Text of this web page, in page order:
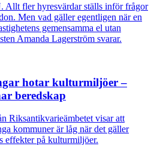
fler hyresvärdar ställs inför frågor
Men vad gäller egentligen när en
gemensamma el utan
Amanda Lagerström svarar.
hotar kulturmiljöer –
beredskap
Riksantikvarieämbetet visar att
kommuner är låg när det gäller
effekter på kulturmiljöer.